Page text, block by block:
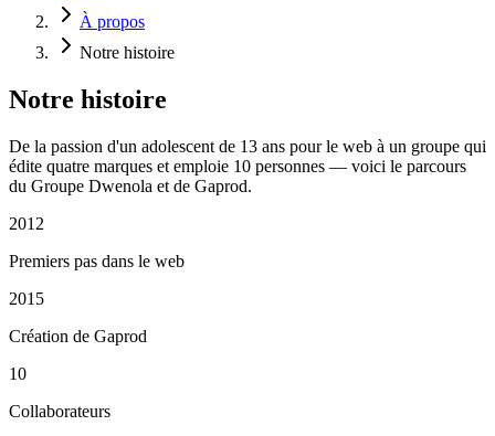
À propos
Notre histoire
Notre histoire
De la passion d'un adolescent de 13 ans pour le web à un groupe qui
édite quatre marques et emploie 10 personnes — voici le parcours
du Groupe Dwenola et de Gaprod.
2012
Premiers pas dans le web
2015
Création de Gaprod
10
Collaborateurs